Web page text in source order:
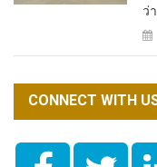
ว่
CONNECT WITH